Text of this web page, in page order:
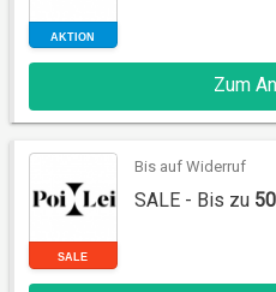
Zum
Bis auf Widerruf
SALE - Bis zu